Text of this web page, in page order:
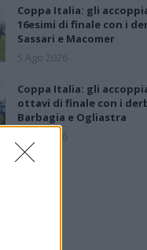
Coppa Italia: gli
16esimi di finale con i
Sassari e Macomer
5 Ago 2026
Coppa Italia: gli
ottavi di finale con i
Barbagia e Ogliastra
5 Ago 2026